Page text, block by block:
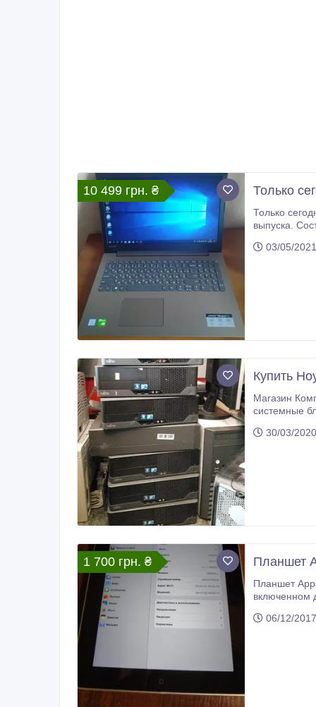
10 499 грн. ₴ Только
Только
выпуска.
03/05/2021
Купить
Магазин
системные блоки и
30/03/2020
1 700 грн. ₴ Планшет
Планшет
включенном
06/12/2017